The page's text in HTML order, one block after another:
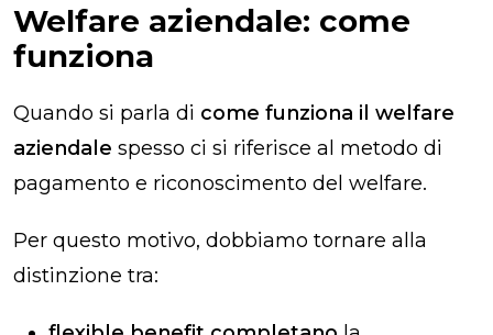
Welfare aziendale: come
funziona
Quando si parla di come funziona il welfare
aziendale spesso ci si riferisce al metodo di
pagamento e riconoscimento del welfare.
Per questo motivo, dobbiamo tornare alla
distinzione tra: